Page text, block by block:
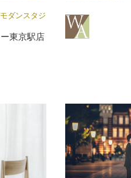
ダンスタジ
東京駅店